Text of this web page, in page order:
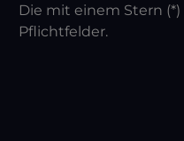
Die mit einem Stern
Pflichtfelder.